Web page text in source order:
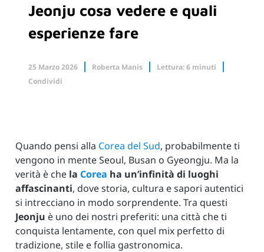
Jeonju cosa vedere e quali
esperienze fare
25 Marzo 2026 Roberta Manis
Lettura: 6 minuti
Condividi
Quando pensi alla Corea del Sud, probabilmente ti
vengono in mente Seoul, Busan o Gyeongju. Ma la
verità è che la Corea ha un’infinità di luoghi
affascinanti, dove storia, cultura e sapori autentici
si intrecciano in modo sorprendente. Tra questi
Jeonju è uno dei nostri preferiti: una città che ti
conquista lentamente, con quel mix perfetto di
tradizione, stile e follia gastronomica.